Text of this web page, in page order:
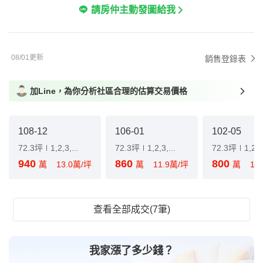
請房仲主動發圖給我
08/01更新 銷售登錄表
加Line，為你分析社區合理的估算交易價格
108-12
72.3坪 1,2,3,...
940 萬 13.0萬/坪
106-01
72.3坪 1,2,3,...
860 萬 11.9萬/坪
102-05
72.3坪
800 萬
查看全部成交(7筆)
我家漲了多少錢？